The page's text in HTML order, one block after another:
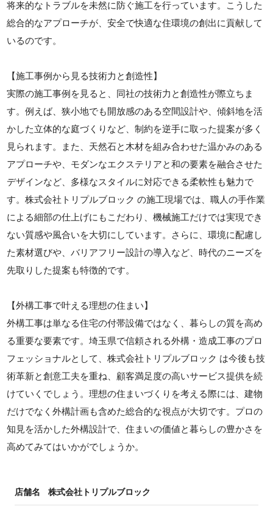
将来的なトラブルを未然に防ぐ施工を行っています。こうした
総合的なアプローチが、安全で快適な住環境の創出に貢献して
いるのです。
【施工事例から見る技術力と創造性】
実際の施工事例を見ると、同社の技術力と創造性が際立ちま
す。例えば、狭小地でも開放感のある空間設計や、傾斜地を活
かした立体的な庭づくりなど、制約を逆手に取った提案が多く
見られます。また、天然石と木材を組み合わせた温かみのある
アプローチや、モダンなエクステリアと和の要素を融合させた
デザインなど、多様なスタイルに対応できる柔軟性も魅力で
す。株式会社トリプルブロック の施工現場では、職人の手作業
による細部の仕上げにもこだわり、機械施工だけでは実現でき
ない質感や風合いを大切にしています。さらに、環境に配慮し
た素材選びや、バリアフリー設計の導入など、時代のニーズを
先取りした提案も特徴的です。
【外構工事で叶える理想の住まい】
外構工事は単なる住宅の付帯設備ではなく、暮らしの質を高め
る重要な要素です。埼玉県で信頼される外構・造成工事のプロ
フェッショナルとして、株式会社トリプルブロック は今後も技
術革新と創意工夫を重ね、顧客満足度の高いサービス提供を続
けていくでしょう。理想の住まいづくりを考える際には、建物
だけでなく外構計画も含めた総合的な視点が大切です。プロの
知見を活かした外構設計で、住まいの価値と暮らしの豊かさを
高めてみてはいかがでしょうか。
店舗名 株式会社トリプルブロック